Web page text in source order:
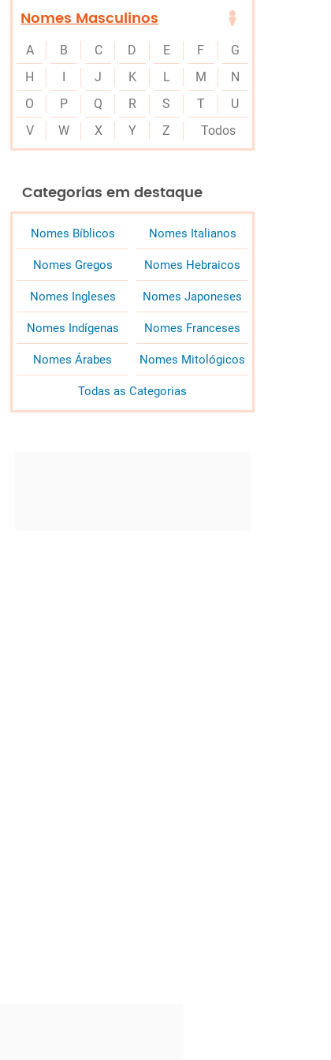
Nomes Masculinos
A B C D E F
G
H
I J K L M
N
O
P Q R S T
U
V
W X Y Z Todos
Categorias em destaque
Nomes Bíblicos Nomes Italianos
Nomes Gregos Nomes Hebraicos
Nomes Ingleses Nomes Japoneses
Nomes Indígenas Nomes Franceses
Nomes Árabes Nomes Mitológicos
Todas as Categorias